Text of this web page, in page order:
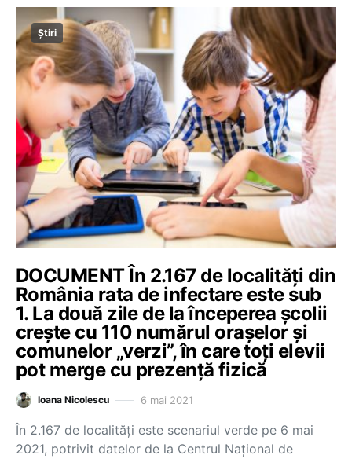
Știri
DOCUMENT În 2.167 de localități din
România rata de infectare este sub
1. La două zile de la începerea școlii
crește cu 110 numărul orașelor și
comunelor „verzi”, în care toți elevii
pot merge cu prezență fizică
Ioana Nicolescu 6 mai 2021
În 2.167 de localități este scenariul verde pe 6 mai
2021, potrivit datelor de la Centrul Național de